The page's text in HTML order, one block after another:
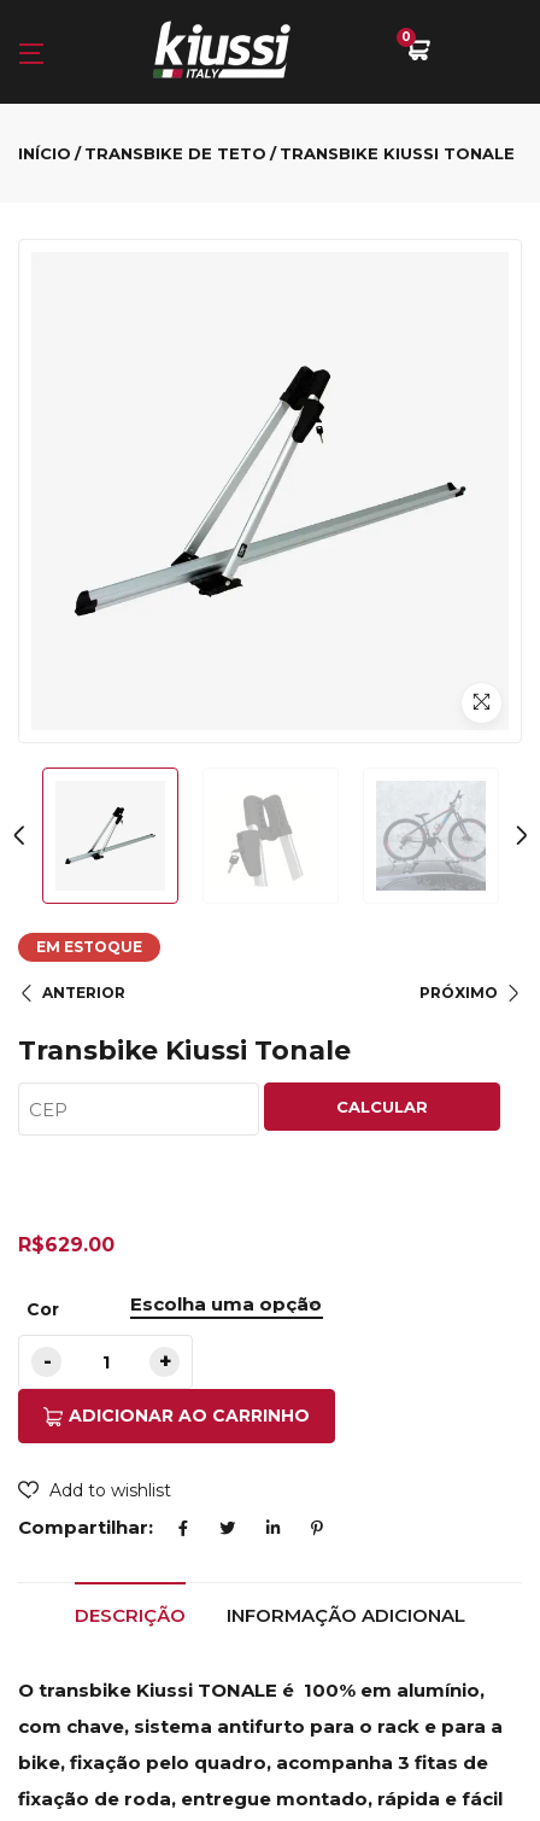
0
INÍCIO TRANSBIKE DE TETO TRANSBIKE KIUSSI TONALE
EM ESTOQUE
ANTERIOR PRÓXIMO
Transbike Kiussi Tonale
CALCULAR
R$629.00
Cor
ADICIONAR AO CARRINHO
Add to wishlist
Compartilhar:
DESCRIÇÃO INFORMAÇÃO ADICIONAL
O transbike Kiussi TONALE é 100% em alumínio,
com chave, sistema antifurto para o rack e para a
bike, fixação pelo quadro, acompanha 3 fitas de
fixação de roda, entregue montado, rápida e fácil